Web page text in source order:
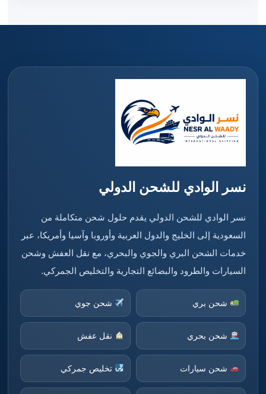
نسر الوادي للشحن الدولي
نسر الوادي للشحن الدولي يقدم حلول شحن متكاملة من
السعودية إلى الخليج والدول العربية وأوروبا وآسيا وأمريكا، عبر
خدمات الشحن البري والجوي والبحري، مع نقل العفش وشحن
السيارات والطرود والبضائع التجارية والتخليص الجمركي.
شحن بري شحن جوي
شحن بحري نقل عفش
شحن سيارات تخليص جمركي